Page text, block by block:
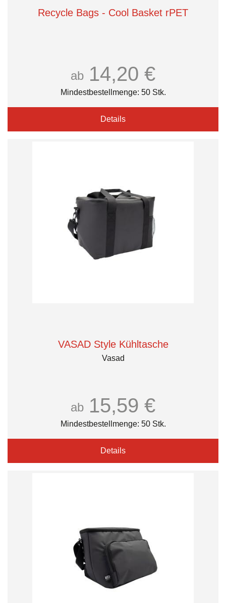
Recycle Bags - Cool Basket rPET
ab 14,20 €
Mindestbestellmenge: 50 Stk.
Details
VASAD Style Kühltasche
Vasad
ab 15,59 €
Mindestbestellmenge: 50 Stk.
Details